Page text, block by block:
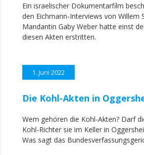
Ein israelischer Dokumentarfilm
den Eichmann-Interviews von Willem
Mandantin Gaby Weber hatte einst
diesen Akten erstritten.
1. Juni 2022
Die Kohl-Akten in
Wem gehören die Kohl-Akten? Darf
Kohl-Richter sie im Keller in
Was sagt das